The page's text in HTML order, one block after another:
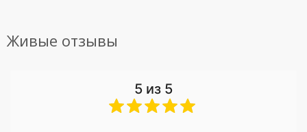
Живые отзывы
5 из 5